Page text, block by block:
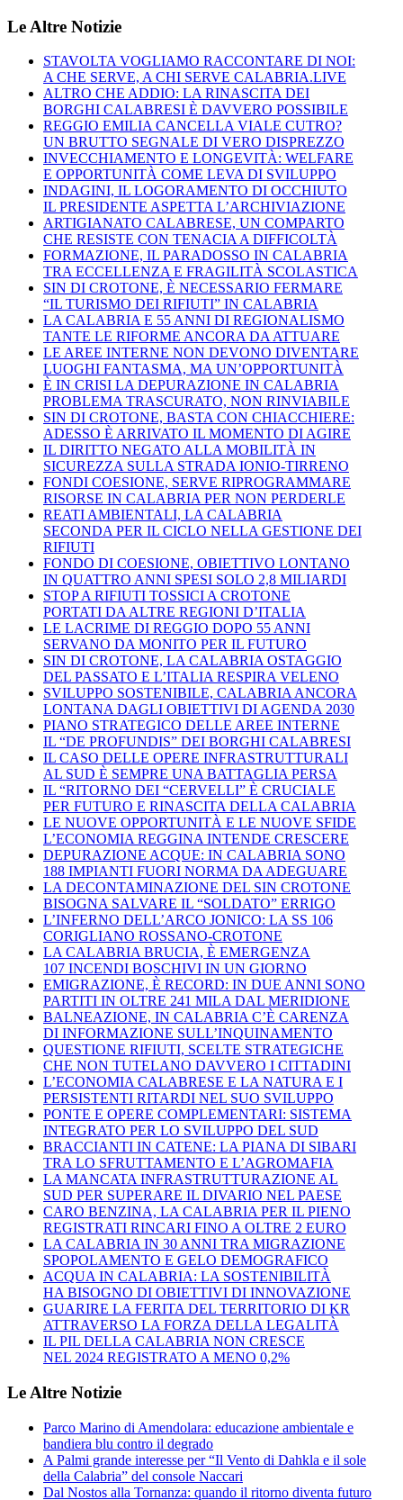
Le Altre Notizie
STAVOLTA VOGLIAMO RACCONTARE DI NOI:
A CHE SERVE, A CHI SERVE CALABRIA.LIVE
ALTRO CHE ADDIO: LA RINASCITA DEI
BORGHI CALABRESI È DAVVERO POSSIBILE
REGGIO EMILIA CANCELLA VIALE CUTRO?
UN BRUTTO SEGNALE DI VERO DISPREZZO
INVECCHIAMENTO E LONGEVITÀ: WELFARE
E OPPORTUNITÀ COME LEVA DI SVILUPPO
INDAGINI, IL LOGORAMENTO DI OCCHIUTO
IL PRESIDENTE ASPETTA L’ARCHIVIAZIONE
ARTIGIANATO CALABRESE, UN COMPARTO
CHE RESISTE CON TENACIA A DIFFICOLTÀ
FORMAZIONE, IL PARADOSSO IN CALABRIA
TRA ECCELLENZA E FRAGILITÀ SCOLASTICA
SIN DI CROTONE, È NECESSARIO FERMARE
“IL TURISMO DEI RIFIUTI” IN CALABRIA
LA CALABRIA E 55 ANNI DI REGIONALISMO
TANTE LE RIFORME ANCORA DA ATTUARE
LE AREE INTERNE NON DEVONO DIVENTARE
LUOGHI FANTASMA, MA UN’OPPORTUNITÀ
È IN CRISI LA DEPURAZIONE IN CALABRIA
PROBLEMA TRASCURATO, NON RINVIABILE
SIN DI CROTONE, BASTA CON CHIACCHIERE:
ADESSO È ARRIVATO IL MOMENTO DI AGIRE
IL DIRITTO NEGATO ALLA MOBILITÀ IN
SICUREZZA SULLA STRADA IONIO-TIRRENO
FONDI COESIONE, SERVE RIPROGRAMMARE
RISORSE IN CALABRIA PER NON PERDERLE
REATI AMBIENTALI, LA CALABRIA
SECONDA PER IL CICLO NELLA GESTIONE DEI
RIFIUTI
FONDO DI COESIONE, OBIETTIVO LONTANO
IN QUATTRO ANNI SPESI SOLO 2,8 MILIARDI
STOP A RIFIUTI TOSSICI A CROTONE
PORTATI DA ALTRE REGIONI D’ITALIA
LE LACRIME DI REGGIO DOPO 55 ANNI
SERVANO DA MONITO PER IL FUTURO
SIN DI CROTONE, LA CALABRIA OSTAGGIO
DEL PASSATO E L’ITALIA RESPIRA VELENO
SVILUPPO SOSTENIBILE, CALABRIA ANCORA
LONTANA DAGLI OBIETTIVI DI AGENDA 2030
PIANO STRATEGICO DELLE AREE INTERNE
IL “DE PROFUNDIS” DEI BORGHI CALABRESI
IL CASO DELLE OPERE INFRASTRUTTURALI
AL SUD È SEMPRE UNA BATTAGLIA PERSA
IL “RITORNO DEI “CERVELLI” È CRUCIALE
PER FUTURO E RINASCITA DELLA CALABRIA
LE NUOVE OPPORTUNITÀ E LE NUOVE SFIDE
L’ECONOMIA REGGINA INTENDE CRESCERE
DEPURAZIONE ACQUE: IN CALABRIA SONO
188 IMPIANTI FUORI NORMA DA ADEGUARE
LA DECONTAMINAZIONE DEL SIN CROTONE
BISOGNA SALVARE IL “SOLDATO” ERRIGO
L’INFERNO DELL’ARCO JONICO: LA SS 106
CORIGLIANO ROSSANO-CROTONE
LA CALABRIA BRUCIA, È EMERGENZA
107 INCENDI BOSCHIVI IN UN GIORNO
EMIGRAZIONE, È RECORD: IN DUE ANNI SONO
PARTITI IN OLTRE 241 MILA DAL MERIDIONE
BALNEAZIONE, IN CALABRIA C’È CARENZA
DI INFORMAZIONE SULL’INQUINAMENTO
QUESTIONE RIFIUTI, SCELTE STRATEGICHE
CHE NON TUTELANO DAVVERO I CITTADINI
L’ECONOMIA CALABRESE E LA NATURA E I
PERSISTENTI RITARDI NEL SUO SVILUPPO
PONTE E OPERE COMPLEMENTARI: SISTEMA
INTEGRATO PER LO SVILUPPO DEL SUD
BRACCIANTI IN CATENE: LA PIANA DI SIBARI
TRA LO SFRUTTAMENTO E L’AGROMAFIA
LA MANCATA INFRASTRUTTURAZIONE AL
SUD PER SUPERARE IL DIVARIO NEL PAESE
CARO BENZINA, LA CALABRIA PER IL PIENO
REGISTRATI RINCARI FINO A OLTRE 2 EURO
LA CALABRIA IN 30 ANNI TRA MIGRAZIONE
SPOPOLAMENTO E GELO DEMOGRAFICO
ACQUA IN CALABRIA: LA SOSTENIBILITÀ
HA BISOGNO DI OBIETTIVI DI INNOVAZIONE
GUARIRE LA FERITA DEL TERRITORIO DI KR
ATTRAVERSO LA FORZA DELLA LEGALITÀ
IL PIL DELLA CALABRIA NON CRESCE
NEL 2024 REGISTRATO A MENO 0,2%
Le Altre Notizie
Parco Marino di Amendolara: educazione ambientale e
bandiera blu contro il degrado
A Palmi grande interesse per “Il Vento di Dahkla e il sole
della Calabria” del console Naccari
Dal Nostos alla Tornanza: quando il ritorno diventa futuro